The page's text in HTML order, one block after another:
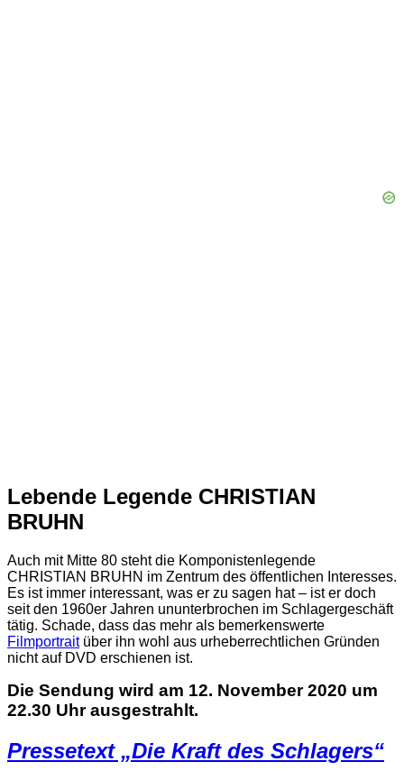
Lebende Legende CHRISTIAN
BRUHN
Auch mit Mitte 80 steht die Komponistenlegende
CHRISTIAN BRUHN im Zentrum des öffentlichen Interesses.
Es ist immer interessant, was er zu sagen hat – ist er doch
seit den 1960er Jahren ununterbrochen im Schlagergeschäft
tätig. Schade, dass das mehr als bemerkenswerte
Filmportraitüber ihn wohl aus urheberrechtlichen Gründen
nicht auf DVD erschienen ist.
Die Sendung wird am 12. November 2020 um
22.30 Uhr ausgestrahlt.
Pressetext „Die Kraft des Schlagers“